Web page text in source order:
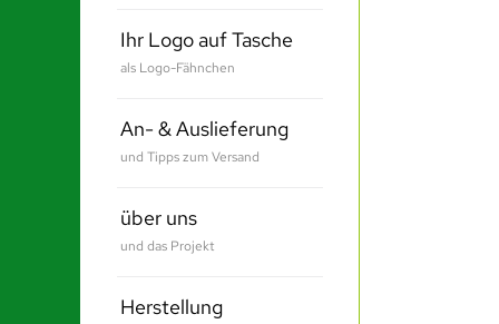
Ihr Logo auf Tasche
als Logo-Fähnchen
An- & Auslieferung
und Tipps zum Versand
über uns
und das Projekt
Herstellung